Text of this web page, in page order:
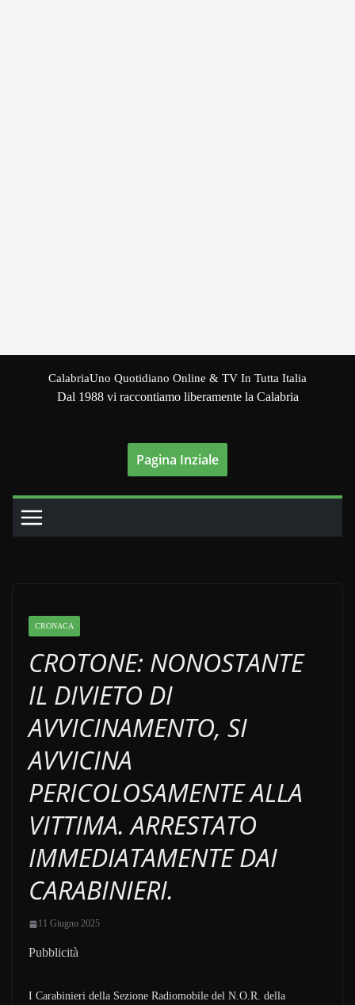
CalabriaUno Quotidiano Online & TV In Tutta Italia
Dal 1988 vi raccontiamo liberamente la Calabria
Pagina Inziale
CRONACA
CROTONE: NONOSTANTE
IL DIVIETO DI
AVVICINAMENTO, SI
AVVICINA
PERICOLOSAMENTE ALLA
VITTIMA. ARRESTATO
IMMEDIATAMENTE DAI
CARABINIERI.
11 Giugno 2025
Pubblicità
I Carabinieri della Sezione Radiomobile del N.O.R. della